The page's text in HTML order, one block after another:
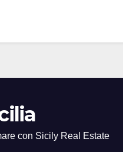
con Sicily Real Estate